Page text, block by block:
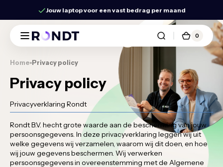
Ga naar inhoud
Ga naar menu
Ga naar voettekst
Toegankelijkheidswidget openen
naar de
content
Jouw laptop voor een vast bedrag per maand
Rondt 0
0
artikelen
Home Privacy policy
Privacy policy
Privacyverklaring Rondt
Rondt B.V. hecht grote waarde aan de bescherming van jouw
persoonsgegevens. In deze privacyverklaring leggen wij uit
welke gegevens wij verzamelen, waarom wij dit doen, en hoe
wij jouw gegevens beschermen. Wij verwerken
persoonsgegevens in overeenstemming met de Algemene